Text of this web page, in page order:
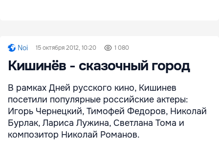
Noi 15 октября 2012, 10:20 1 080
Кишинёв - сказочный город
В рамках Дней русского кино, Кишинев
посетили популярные российские актеры:
Игорь Чернецкий, Тимофей Федоров, Николай
Бурлак, Лариса Лужина, Светлана Тома и
композитор Николай Романов.